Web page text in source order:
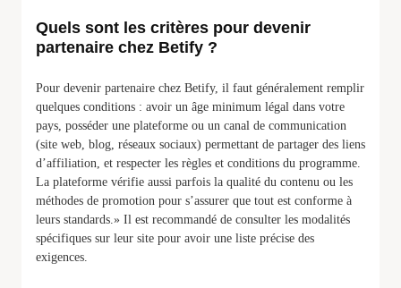
Quels sont les critères pour devenir
partenaire chez Betify ?
Pour devenir partenaire chez Betify, il faut généralement remplir
quelques conditions : avoir un âge minimum légal dans votre
pays, posséder une plateforme ou un canal de communication
(site web, blog, réseaux sociaux) permettant de partager des liens
d’affiliation, et respecter les règles et conditions du programme.
La plateforme vérifie aussi parfois la qualité du contenu ou les
méthodes de promotion pour s’assurer que tout est conforme à
leurs standards.» Il est recommandé de consulter les modalités
spécifiques sur leur site pour avoir une liste précise des
exigences.